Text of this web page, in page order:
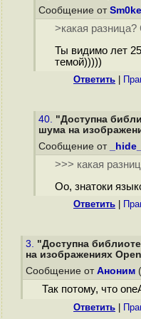
Сообщение от
>какая
Ты видимо лет
темой)))))
Ответить
40. "Доступна
шума на
Сообщение от
_hide_
>>> какая
Оо, знатоки
Ответить
3. "Доступна
на изображениях
Сообщение от Аноним
Так потому, что
Ответить